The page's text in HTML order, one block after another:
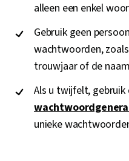
alleen een enkel
Gebruik geen
wachtwoorden,
trouwjaar of de
Als u twijfelt, gebruik
unieke